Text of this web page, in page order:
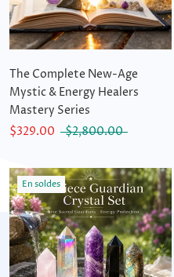
The Complete New-Age
Mystic & Energy Healers
Mastery Series
$329.00
$2,800.00
En soldes